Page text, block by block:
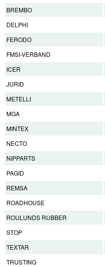
BREMBO
DELPHI
FERODO
FMSI-VERBAND
ICER
JURID
METELLI
MGA
MINTEX
NECTO
NIPPARTS
PAGID
REMSA
ROADHOUSE
ROULUNDS RUBBER
STOP
TEXTAR
TRUSTING